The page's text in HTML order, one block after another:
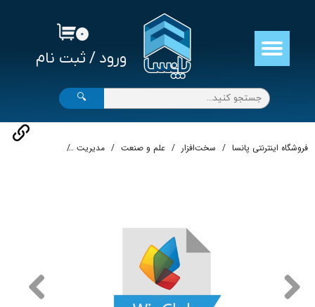
ورود / ثبت نام
حساب کاربری من
تغییر گذر واژه
سفارشات
خروج از حساب کاربری
۰
🔍
فروشگاه اینترنتی پانسا سخت‌افزار علم و صنعت مدیریت